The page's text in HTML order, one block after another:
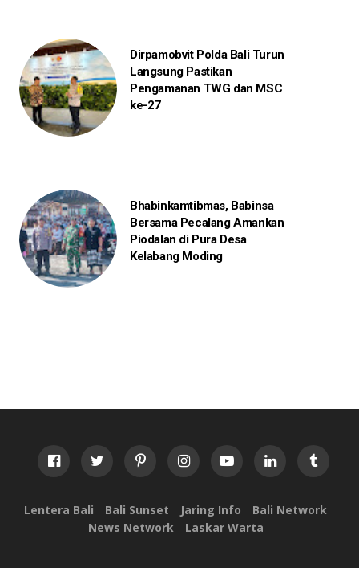
Dirpamobvit Polda Bali Turun
Langsung Pastikan
Pengamanan TWG dan MSC
ke-27
Bhabinkamtibmas, Babinsa
Bersama Pecalang Amankan
Piodalan di Pura Desa
Kelabang Moding
Lentera Bali Bali Sunset Jaring Info
Bali Network
News Network
Laskar Warta